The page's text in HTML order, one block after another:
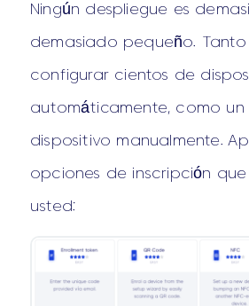
Ningún despliegue es
demasiado pequeño. Tanto
configurar cientos de
automáticamente, como un
dispositivo manualmente.
opciones de inscripción
usted: